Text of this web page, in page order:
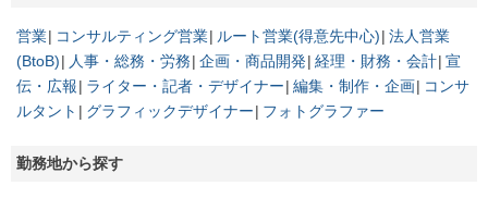
営業 コンサルティング営業 ルート営業(得意先中心) 法人営業
(BtoB)
人事・総務・労務 企画・商品開発 経理・財務・会計 宣
伝・広報
ライター・記者・デザイナー 編集・制作・企画
コンサ
ルタント
グラフィックデザイナー フォトグラファー
勤務地から探す